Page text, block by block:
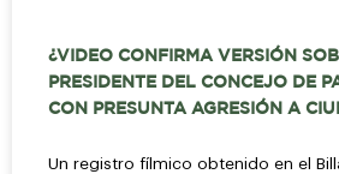
¿VIDEO CONFIRMA VERSIÓN
PRESIDENTE DEL CONCEJO DE
CON PRESUNTA AGRESIÓN A
Un registro fílmico obtenido en el